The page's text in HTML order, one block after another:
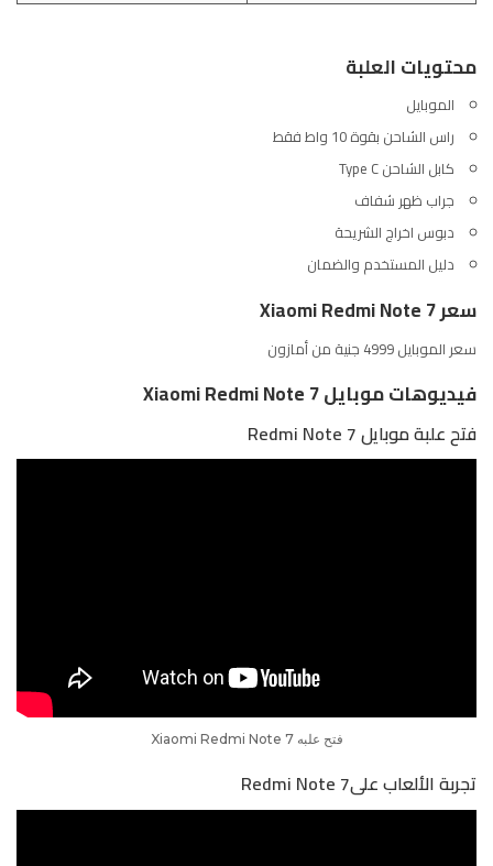
محتويات العلبة
الموبايل
راس الشاحن بقوة 10 واط فقط
كابل الشاحن Type C
جراب ظهر شفاف
دبوس اخراج الشريحة
دليل المستخدم والضمان
سعر Xiaomi Redmi Note 7
سعر الموبايل 4999 جنية من أمازون
فيديوهات موبايل Xiaomi Redmi Note 7
فتح علبة موبايل Redmi Note 7
فتح علبه Xiaomi Redmi Note 7
تجربة الألعاب علىRedmi Note 7